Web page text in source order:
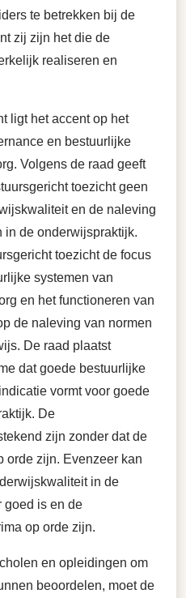
te betrekken bij de
zij zijn het die de
realiseren en
ligt het accent op het
en bestuurlijke
Volgens de raad geeft
toezicht geen
en de naleving
in de onderwijspraktijk.
toezicht de focus
systemen van
en het functioneren van
de naleving van normen
. De raad plaatst
dat goede bestuurlijke
vormt voor goede
De
zijn zonder dat de
orde zijn. Evenzeer kan
in de
goed is en de
op orde zijn.
en opleidingen om
beoordelen, moet de